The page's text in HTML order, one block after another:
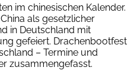
im chinesischen Kalender.
als gesetzlicher
in Deutschland mit
gefeiert. Drachenbootfest
– Termine und
zusammengefasst.